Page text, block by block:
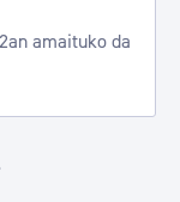
amaituko da